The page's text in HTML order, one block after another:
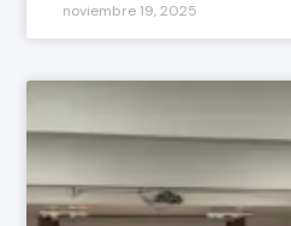
noviembre 19, 2025